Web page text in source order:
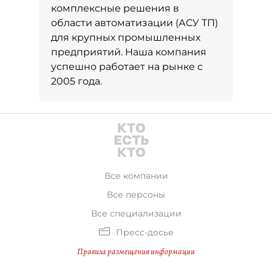
комплексные решения в
области автоматизации (АСУ ТП)
для крупных промышленных
предприятий. Наша компания
успешно работает на рынке с
2005 года.
Все компании
Все персоны
Все специализации
Пресс-досье
Правила размещения информации